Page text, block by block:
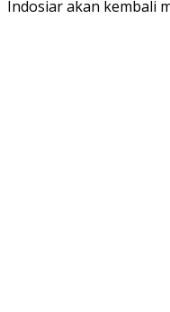
Indosiar akan kembali